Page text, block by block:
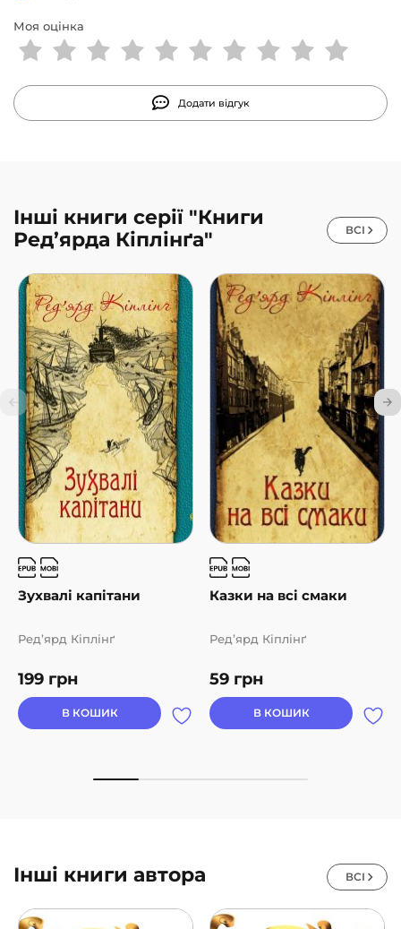
Моя оцінка
Додати відгук
Інші книги серії "Книги
Ред’ярда Кіплінґа"
ВСІ
Зухвалі капітани
199 грн
Ред’ярд Кіплінґ
В КОШИК
Казки на всі смаки
59 грн
Ред’ярд Кіплінґ
В КОШИК
Інші книги автора ВСІ